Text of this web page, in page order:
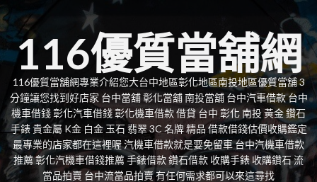
to
content116優質當舖網
116優質當舖網專業介紹您大台中地區彰化地區南投地區優質當舖 3
分鐘讓您找到好店家 台中當舖 彰化當舖 南投當舖 台中汽車借款 台中
機車借錢 彰化汽車借錢 彰化機車借款 借貸 台中 彰化 南投 黃金 鑽石
手錶 貴金屬 K金 白金 玉石 翡翠 3C 名牌 精品 借款借錢估價收購鑑定
最專業的店家都在這裡喔 汽機車借款就是要免留車 台中汽機車借款
推薦 彰化汽機車借錢推薦 手錶借款 鑽石借款 收購手錶 收購鑽石 流
當品拍賣 台中流當品拍賣 有任何需求都可以來這尋找